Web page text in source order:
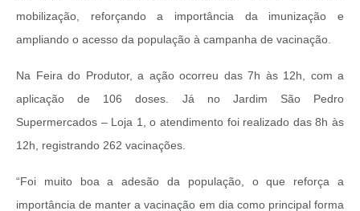
mobilização, reforçando a importância da imunização e
ampliando o acesso da população à campanha de vacinação.
Na Feira do Produtor, a ação ocorreu das 7h às 12h, com a
aplicação de 106 doses. Já no Jardim São Pedro
Supermercados – Loja 1, o atendimento foi realizado das 8h às
12h, registrando 262 vacinações.
“Foi muito boa a adesão da população, o que reforça a
importância de manter a vacinação em dia como principal forma